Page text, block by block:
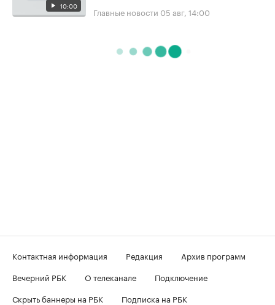
10:00 Главные новости 05 авг, 14:00
Контактная информация Редакция
Архив программ
Вечерний РБК
О телеканале
Подключение
Скрыть баннеры на РБК
Подписка на РБК